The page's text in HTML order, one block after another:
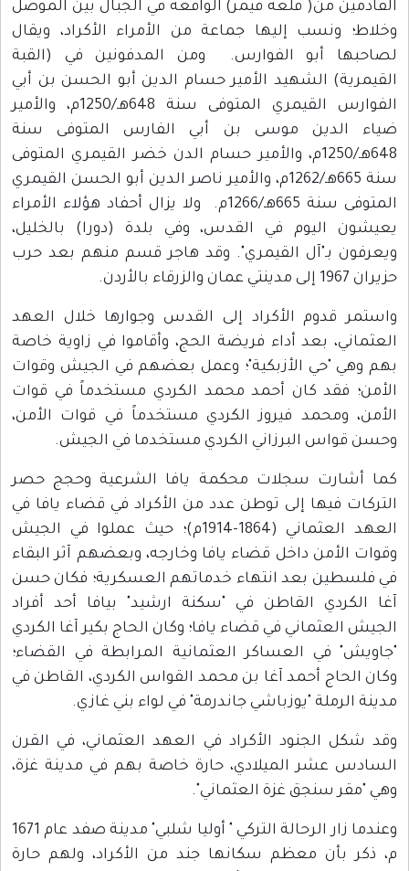
القادمين من( قلعة قيمر) الواقعة في الجبال بين الموصل
وخلاط؛ ونسب إليها جماعة من الأمراء الأكراد، ويقال
لصاحبها أبو الفوارس. ومن المدفونين في (القبة
القيمرية) الشهيد الأمير حسام الدين أبو الحسن بن أبي
الفوارس القيمري المتوفى سنة 648هـ/1250م، والأمير
ضياء الدين موسى بن أبي الفارس المتوفى سنة
648هـ/1250م، والأمير حسام الدن خضر القيمري المتوفى
سنة 665هـ/1262م، والأمير ناصر الدين أبو الحسن القيمري
المتوفى سنة 665هـ/1266م. ولا يزال أحفاد هؤلاء الأمراء
يعيشون اليوم في القدس، وفي بلدة (دورا) بالخليل،
ويعرفون بـ"آل القيمري". وقد هاجر قسم منهم بعد حرب
حزيران 1967 إلى مدينتي عمان والزرقاء بالأردن.
واستمر قدوم الأكراد إلى القدس وجوارها خلال العهد
العثماني، بعد أداء فريضة الحج، وأقاموا في زاوية خاصة
بهم وهي "حي الأزبكية"؛ وعمل بعضهم في الجيش وقوات
الأمن؛ فقد كان أحمد محمد الكردي مستخدماً في قوات
الأمن، ومحمد فيروز الكردي مستخدماً في قوات الأمن،
وحسن قواس البرزاني الكردي مستخدما في الجيش.
كما أشارت سجلات محكمة يافا الشرعية وحجج حصر
التركات فيها إلى توطن عدد من الأكراد في قضاء يافا في
العهد العثماني (1864-1914م)؛ حيث عملوا في الجيش
وقوات الأمن داخل قضاء يافا وخارجه، وبعضهم آثر البقاء
في فلسطين بعد انتهاء خدماتهم العسكرية؛ فكان حسن
آغا الكردي القاطن في "سكنة ارشيد" بيافا أحد أفراد
الجيش العثماني في قضاء يافا؛ وكان الحاج بكير آغا الكردي
"جاويش" في العساكر العثمانية المرابطة في القضاء؛
وكان الحاج أحمد آغا بن محمد القواس الكردي، القاطن في
مدينة الرملة "يوزباشي جاندرمة" في لواء بني غازي.
وقد شكل الجنود الأكراد في العهد العثماني، في القرن
السادس عشر الميلادي، حارة خاصة بهم في مدينة غزة،
وهي "مقر سنجق غزة العثماني".
وعندما زار الرحالة التركي " أوليا شلبي" مدينة صفد عام 1671
م، ذكر بأن معظم سكانها جند من الأكراد، ولهم حارة